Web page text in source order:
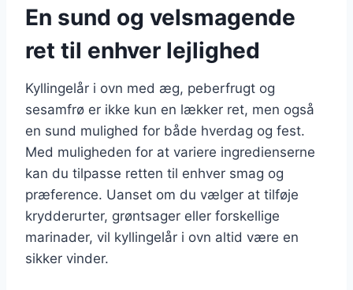
En sund og velsmagende
ret til enhver lejlighed
Kyllingelår i ovn med æg, peberfrugt og
sesamfrø er ikke kun en lækker ret, men også
en sund mulighed for både hverdag og fest.
Med muligheden for at variere ingredienserne
kan du tilpasse retten til enhver smag og
præference. Uanset om du vælger at tilføje
krydderurter, grøntsager eller forskellige
marinader, vil kyllingelår i ovn altid være en
sikker vinder.